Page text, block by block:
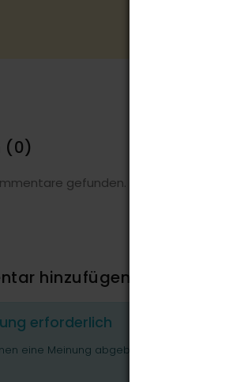
(0)
gefunden.
hinzufügen
erforderlich
eine Meinung abgeben oder Fragen stellen.